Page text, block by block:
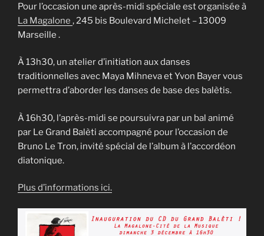
Pour l’occasion une après-midi spéciale est organisée à
La Magalone , 245 bis Boulevard Michelet – 13009
Marseille .
À 13h30, un atelier d’initiation aux danses
traditionnelles avec Maya Mihneva et Yvon Bayer vous
permettra d’aborder les danses de base des balètis.
À 16h30, l’après-midi se poursuivra par un bal animé
par Le Grand Balèti accompagné pour l’occasion de
Bruno Le Tron, invité spécial de l’album à l’accordéon
diatonique.
Plus d’informations ici.